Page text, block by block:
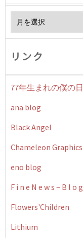
リンク
77年生まれの僕の
ana blog
Black Angel
Chameleon Graphics
eno blog
F i n e N e w s – B l o g
Flowers'Children
Lithium